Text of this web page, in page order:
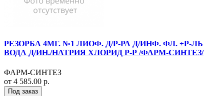
РЕЗОРБА 4МГ. №1 ЛИОФ. Д/Р-РА Д/ИНФ. ФЛ. +Р-ЛЬ
ВОДА Д/ИН./НАТРИЯ ХЛОРИД Р-Р /ФАРМ-СИНТЕЗ/
ФАРМ-СИНТЕЗ
от 4 585.00 р.
Под заказ